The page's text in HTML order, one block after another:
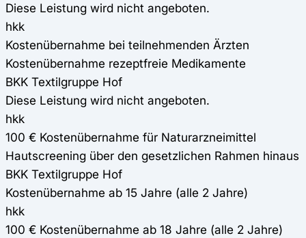
Diese Leistung wird nicht angeboten.
hkk
Kostenübernahme bei teilnehmenden Ärzten
Kostenübernahme rezeptfreie Medikamente
BKK Textilgruppe Hof
Diese Leistung wird nicht angeboten.
hkk
100 € Kostenübernahme für Naturarzneimittel
Hautscreening über den gesetzlichen Rahmen hinaus
BKK Textilgruppe Hof
Kostenübernahme ab 15 Jahre (alle 2 Jahre)
hkk
100 € Kostenübernahme ab 18 Jahre (alle 2 Jahre)